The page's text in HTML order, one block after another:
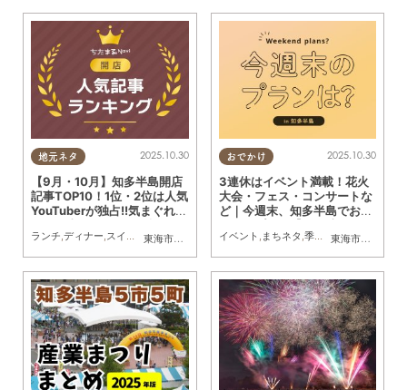
地元ネタ
東海市
,東浦町 阿久比町 半田市,常滑市,武豊町
2025.10.30
【9月・10月】知多半島開店
記事TOP10！1位・2位は人気
YouTuberが独占!!気まぐれク
ランチ,ディナー,スイーツ ,テイクアウト 開店,まとめ記事,ワンコイン
おでかけ
東海市
,大府市
2025.10.30
3連休はイベント満載！花火
大会・フェス・コンサートな
ど｜今週末、知多半島でおす
2(日)・11/3(月祝)】
イベント , まちネタ ,季節ネタ ,まとめ記事